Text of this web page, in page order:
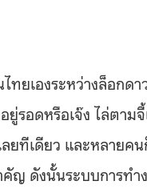
ทยเองระหว่างล็อก
รอดหรือเจ๊ง ไล่ตาม
ยทีเดียว และหลายค
ดังนั้นระบบการทำ